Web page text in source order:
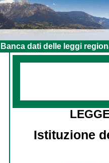
Banca dati delle leggi
Istituzione